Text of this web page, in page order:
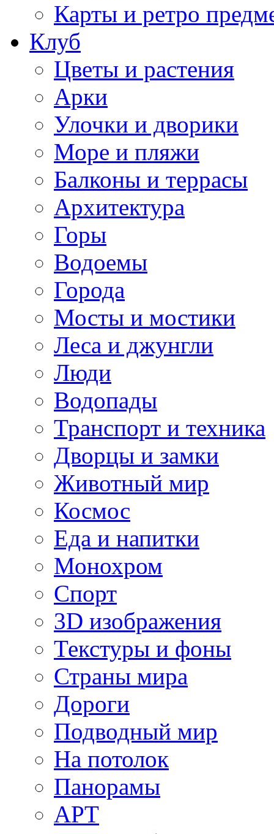
Карты и ретро
Клуб
Цветы и растения
Арки
Улочки и дворики
Море и пляжи
Балконы и террасы
Архитектура
Горы
Водоемы
Города
Мосты и мостики
Леса и джунгли
Люди
Водопады
Транспорт и техника
Дворцы и замки
Животный мир
Космос
Еда и напитки
Монохром
Спорт
3D изображения
Текстуры и фоны
Страны мира
Дороги
Подводный мир
На потолок
Панорамы
АРТ